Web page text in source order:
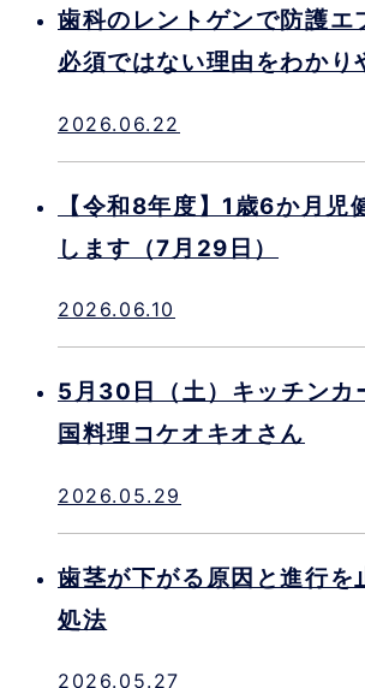
歯科のレントゲンで防護エ
必須ではない理由をわかり
2026.06.22
【令和8年度】1歳6か月児
します（7月29日）
2026.06.10
5月30日（土）キッチンカ
国料理コケオキオさん
2026.05.29
歯茎が下がる原因と進行を
処法
2026.05.27